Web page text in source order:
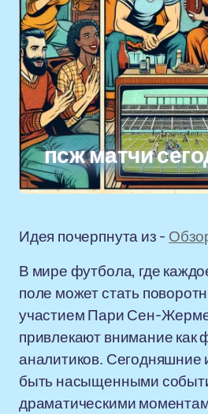
псж матчи
Идея почерпнута из -
В мире футбола, где
поле может стать
участием Пари Сен-
привлекают внимание как
аналитиков.
быть насыщенными
драматическими